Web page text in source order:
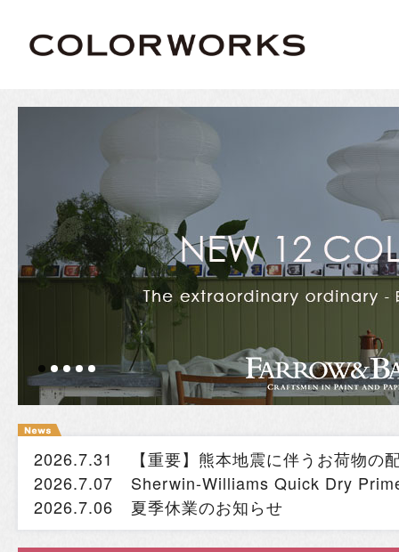
2026.7.31
【重要】熊本地震に伴うお荷物の
2026.7.07
Sherwin-Williams Quick Dry
2026.7.06
夏季休業のお知らせ